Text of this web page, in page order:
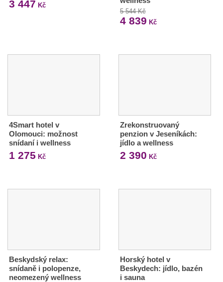
3 447 Kč
5 544 Kč
4 839 Kč
4Smart hotel v
Olomouci: možnost
snídaní i wellness
1 275 Kč
Zrekonstruovaný
penzion v Jeseníkách:
jídlo a wellness
2 390 Kč
Beskydský relax:
snídaně i polopenze,
neomezený wellness
Horský hotel v
Beskydech: jídlo, bazén
i sauna